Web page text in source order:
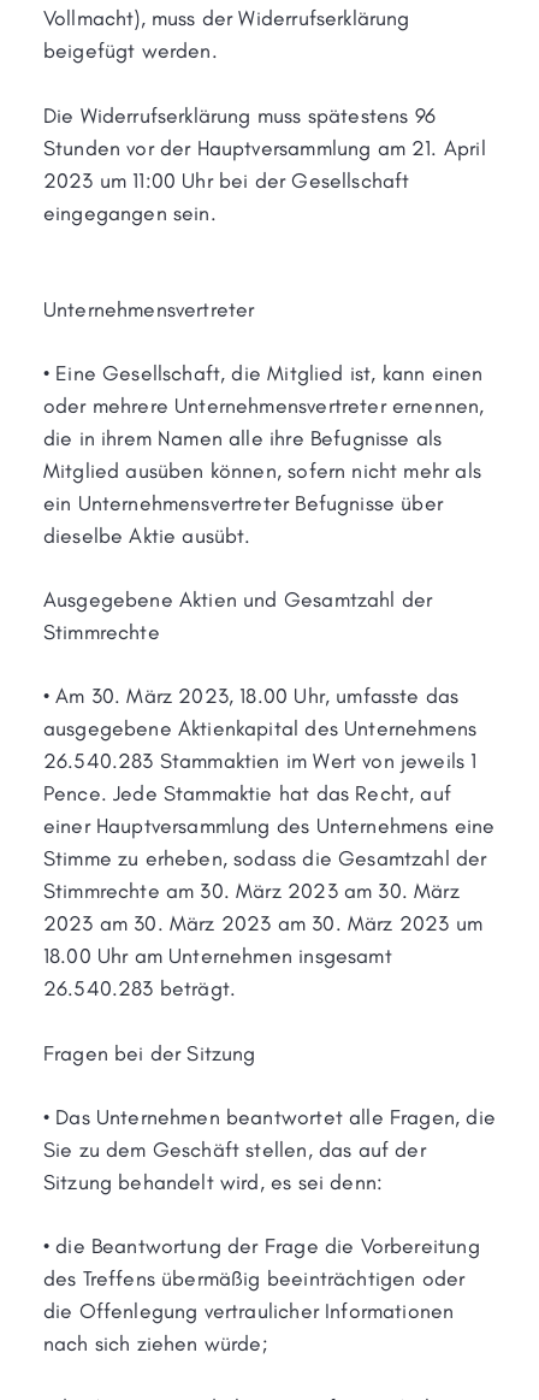
Vollmacht), muss der Widerrufserklärung
beigefügt werden.
Die Widerrufserklärung muss spätestens 96
Stunden vor der Hauptversammlung am 21. April
2023 um 11:00 Uhr bei der Gesellschaft
eingegangen sein.
Unternehmensvertreter
• Eine Gesellschaft, die Mitglied ist, kann einen
oder mehrere Unternehmensvertreter ernennen,
die in ihrem Namen alle ihre Befugnisse als
Mitglied ausüben können, sofern nicht mehr als
ein Unternehmensvertreter Befugnisse über
dieselbe Aktie ausübt.
Ausgegebene Aktien und Gesamtzahl der
Stimmrechte
• Am 30. März 2023, 18.00 Uhr, umfasste das
ausgegebene Aktienkapital des Unternehmens
26.540.283 Stammaktien im Wert von jeweils 1
Pence. Jede Stammaktie hat das Recht, auf
einer Hauptversammlung des Unternehmens eine
Stimme zu erheben, sodass die Gesamtzahl der
Stimmrechte am 30. März 2023 am 30. März
2023 am 30. März 2023 am 30. März 2023 um
18.00 Uhr am Unternehmen insgesamt
26.540.283 beträgt.
Fragen bei der Sitzung
• Das Unternehmen beantwortet alle Fragen, die
Sie zu dem Geschäft stellen, das auf der
Sitzung behandelt wird, es sei denn:
• die Beantwortung der Frage die Vorbereitung
des Treffens übermäßig beeinträchtigen oder
die Offenlegung vertraulicher Informationen
nach sich ziehen würde;